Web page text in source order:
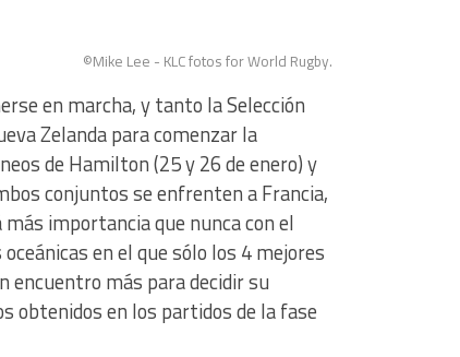
©Mike Lee - KLC fotos for World Rugby.
en marcha, y tanto la Selección
Zelanda para comenzar la
de Hamilton (25 y 26 de enero) y
conjuntos se enfrenten a Francia,
importancia que nunca con el
en el que sólo los 4 mejores
encuentro más para decidir su
obtenidos en los partidos de la fase